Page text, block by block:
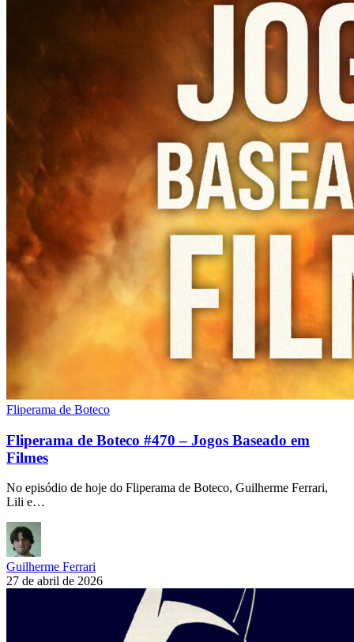
Fliperama de Boteco
Fliperama de Boteco #470 – Jogos Baseado em
Filmes
No episódio de hoje do Fliperama de Boteco, Guilherme Ferrari,
Lili e…
Guilherme Ferrari
27 de abril de 2026